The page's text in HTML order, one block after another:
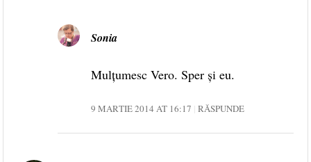
Sonia
Mulțumesc Vero. Sper și eu.
9 MARTIE 2014 AT 16:17 RĂSPUNDE